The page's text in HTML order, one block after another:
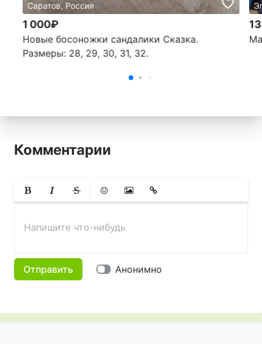
Саратов, Россия
1 000₽
Новые босоножки сандалики Сказка.
Размеры: 28, 29, 30, 31, 32.
Комментарии
ЖирныйКурсивЗачеркнутый
СмайликиВставить изображение
Вставить ссылку
Напишите что-нибудь
Отправить Анонимно